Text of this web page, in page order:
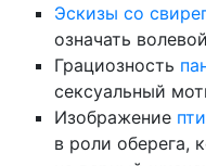
Эскизы со
означать
Грациозность
сексуальный
Изображение
в роли оберега,